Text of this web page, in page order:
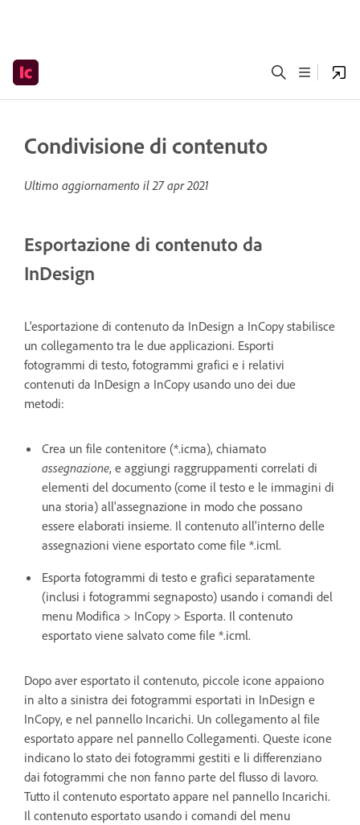
Condivisione di contenuto
Ultimo aggiornamento il27 apr 2021
Esportazione di contenuto da
InDesign
L'esportazione di contenuto da InDesign a InCopy stabilisce
un collegamento tra le due applicazioni. Esporti
fotogrammi di testo, fotogrammi grafici e i relativi
contenuti da InDesign a InCopy usando uno dei due
metodi:
Crea un file contenitore (*.icma), chiamato
assegnazione, e aggiungi raggruppamenti correlati di
elementi del documento (come il testo e le immagini di
una storia) all'assegnazione in modo che possano
essere elaborati insieme. Il contenuto all'interno delle
assegnazioni viene esportato come file *.icml.
Esporta fotogrammi di testo e grafici separatamente
(inclusi i fotogrammi segnaposto) usando i comandi del
menu Modifica > InCopy > Esporta. Il contenuto
esportato viene salvato come file *.icml.
Dopo aver esportato il contenuto, piccole icone appaiono
in alto a sinistra dei fotogrammi esportati in InDesign e
InCopy, e nel pannello Incarichi. Un collegamento al file
esportato appare nel pannello Collegamenti. Queste icone
indicano lo stato dei fotogrammi gestiti e li differenziano
dai fotogrammi che non fanno parte del flusso di lavoro.
Tutto il contenuto esportato appare nel pannello Incarichi.
Il contenuto esportato usando i comandi del menu